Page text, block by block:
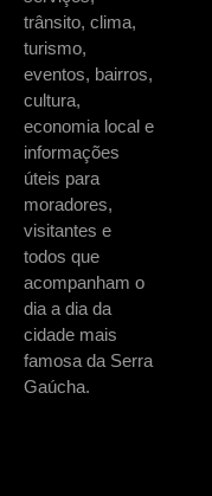
trânsito, clima,
turismo,
eventos, bairros,
cultura,
economia local e
informações
úteis para
moradores,
visitantes e
todos que
acompanham o
dia a dia da
cidade mais
famosa da Serra
Gaúcha.